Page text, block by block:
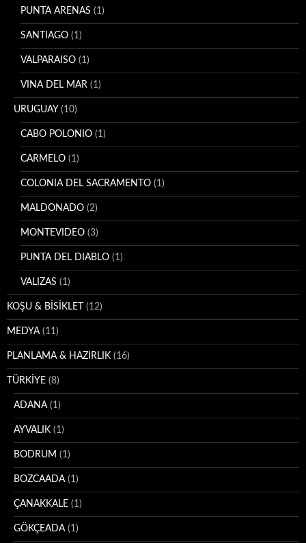
PUNTA ARENAS (1)
SANTIAGO (1)
VALPARAISO (1)
VINA DEL MAR (1)
URUGUAY (10)
CABO POLONIO (1)
CARMELO (1)
COLONIA DEL SACRAMENTO (1)
MALDONADO (2)
MONTEVIDEO (3)
PUNTA DEL DIABLO (1)
VALIZAS (1)
KOŞU & BİSİKLET (12)
MEDYA(11)
PLANLAMA & HAZIRLIK (16)
TÜRKİYE (8)
ADANA(1)
AYVALIK (1)
BODRUM (1)
BOZCAADA(1)
ÇANAKKALE (1)
GÖKÇEADA(1)